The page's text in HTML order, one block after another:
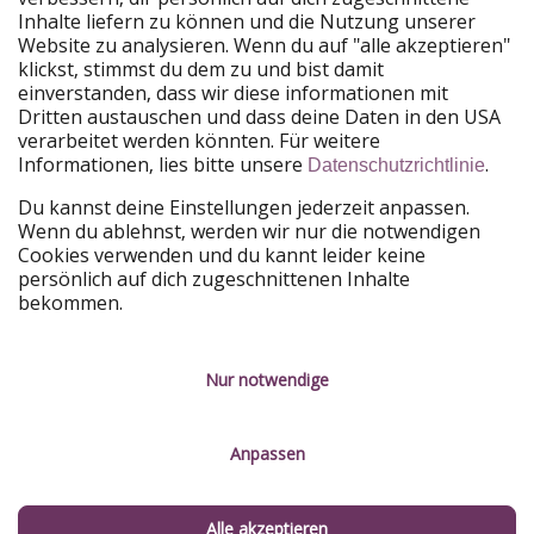
Unsere Märkte
PiratinViaggio
HolidayPirates
VakantiePiraten
WakacyjniPiraci
VoyagesPirates
Ferienpiraten
Urlaubspiraten
ViajerosPiratas
TravelPirates
HolidayPirates Group
Lerne uns kennen
Über uns
Nachhaltigkeit
Rechtliches
Kontakt
Service-Kontrolle
Inhalte liefern zu können und die Nutzung unserer
Website zu analysieren. Wenn du auf "alle akzeptieren"
klickst, stimmst du dem zu und bist damit
einverstanden, dass wir diese informationen mit
Dritten austauschen und dass deine Daten in den USA
verarbeitet werden könnten. Für weitere
Informationen, lies bitte unsere Datenschutzrichtlinie.
Du kannst deine Einstellungen jederzeit anpassen.
Wenn du ablehnst, werden wir nur die notwendigen
Cookies verwenden und du kannt leider keine
persönlich auf dich zugeschnittenen Inhalte
bekommen.
Nur notwendige
Anpassen
Alle akzeptieren